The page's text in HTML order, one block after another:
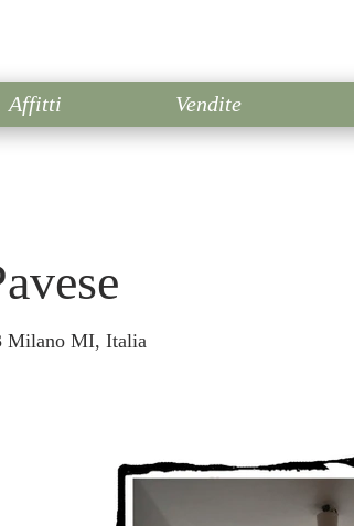
Affitti Vendite
Milano MI, Italia